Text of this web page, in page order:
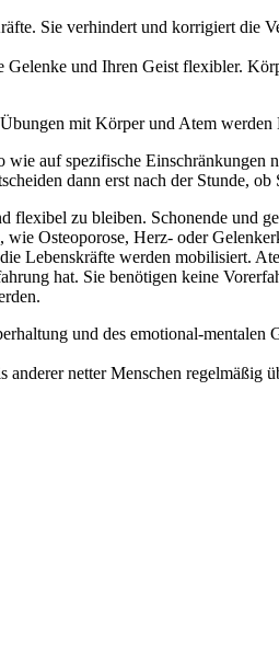
Sie verhindert und korrigiert die
und Ihren Geist flexibler.
mit Körper und Atem
auf spezifische Einschränkungen
dann erst nach der Stunde,
zu bleiben. Schonende und
Osteoporose, Herz- oder
Lebenskräfte werden mobilisiert.
hat. Sie benötigen keine
und des emotional-
netter Menschen regelmäßig